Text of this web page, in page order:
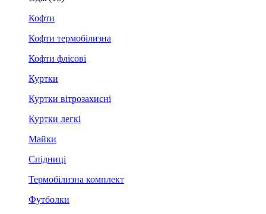
Кофти
Кофти термобілизна
Кофти флісові
Куртки
Куртки вітрозахисні
Куртки легкі
Майки
Спідниці
Термобілизна комплект
Футболки